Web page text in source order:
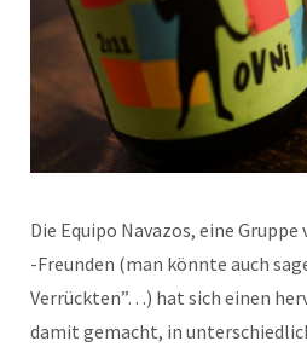
Die Equipo Navazos, eine
-Freunden (man könnte auch
Verrückten”…) hat sich einen
damit gemacht, in